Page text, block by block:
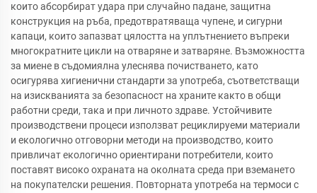
които абсорбират удара при случайно падане, защитна
конструкция на ръба, предотвратяваща чупене, и сигурни
капаци, които запазват цялостта на уплътнението въпреки
многократните цикли на отваряне и затваряне. Възможността
за миене в съдомиялна улеснява почистването, като
осигурява хигиенични стандарти за употреба, съответстващи
на изискванията за безопасност на храните както в общи
работни среди, така и при личното здраве. Устойчивите
производствени процеси използват рециклируеми материали
и екологично отговорни методи на производство, които
привличат екологично ориентирани потребители, които
поставят високо охраната на околната среда при вземането
на покупателски решения. Повторната употреба на термоси с